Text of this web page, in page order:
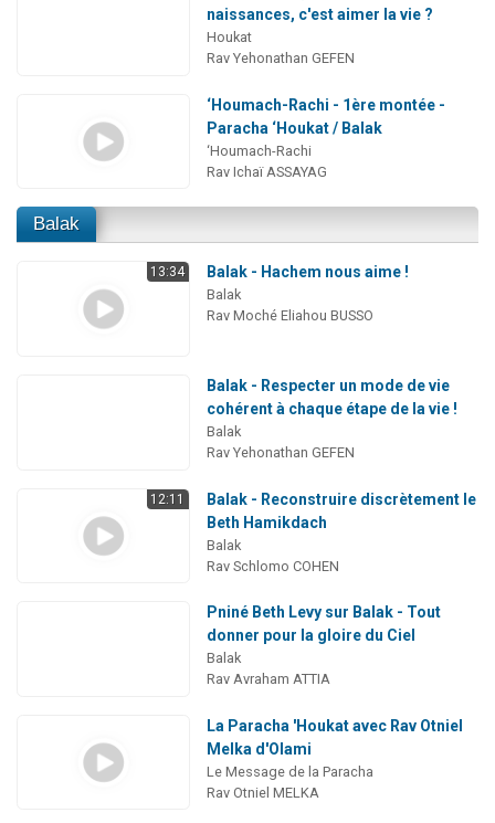
naissances, c'est aimer la vie ?
Houkat
Rav Yehonathan GEFEN
‘Houmach-Rachi - 1ère montée -
Paracha ‘Houkat / Balak
‘Houmach-Rachi
Rav Ichaï ASSAYAG
Balak
13:34 Balak - Hachem nous aime !
Balak
Rav Moché Eliahou BUSSO
Balak - Respecter un mode de vie
cohérent à chaque étape de la vie !
Balak
Rav Yehonathan GEFEN
12:11
Balak - Reconstruire discrètement le
Beth Hamikdach
Balak
Rav Schlomo COHEN
Pniné Beth Levy sur Balak - Tout
donner pour la gloire du Ciel
Balak
Rav Avraham ATTIA
La Paracha 'Houkat avec Rav Otniel
Melka d'Olami
Le Message de la Paracha
Rav Otniel MELKA